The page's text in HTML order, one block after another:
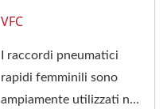
VFC
I raccordi pneumatici
rapidi femminili sono
ampiamente utilizzati nei